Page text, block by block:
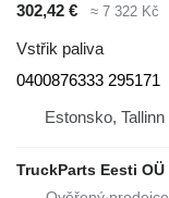
302,42 € ≈ 7 322 Kč
Vstřik paliva
0400876333 295171
Estonsko, Tallinn
TruckParts Eesti OÜ